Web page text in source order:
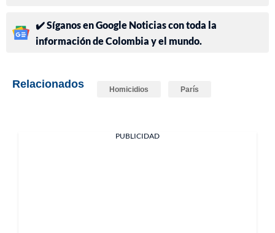
✔️ Síganos en Google Noticias con toda la
información de Colombia y el mundo.
Relacionados Homicidios París
PUBLICIDAD